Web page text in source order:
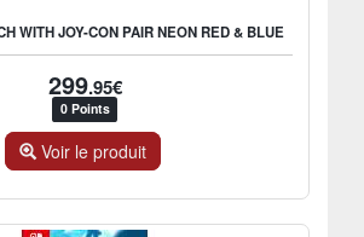
WITH JOY-CON PAIR NEON RED & BLUE
299.95€
0 Points
Voir le produit